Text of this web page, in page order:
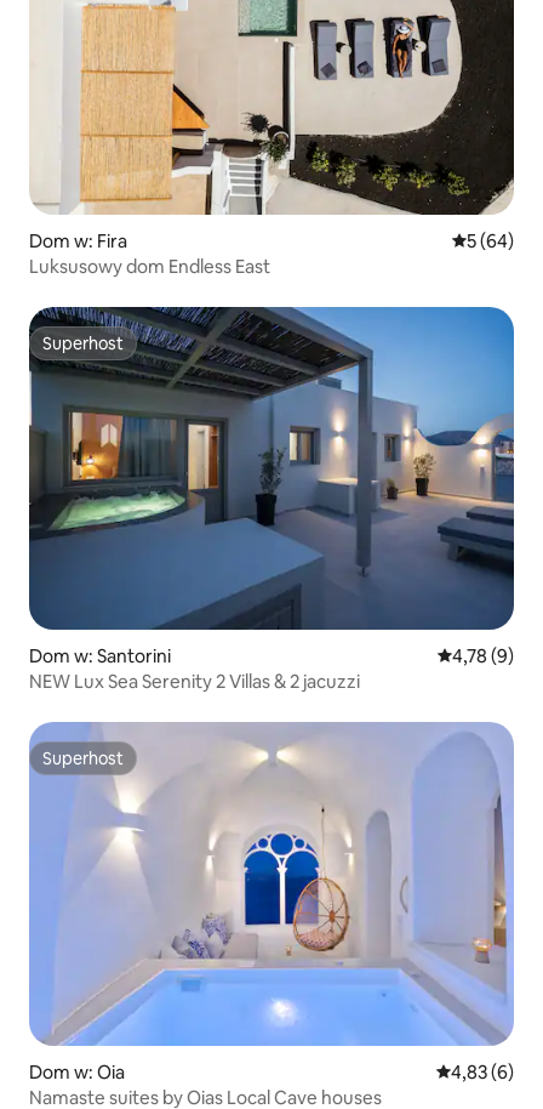
Dom w: Fira Średnia
5 (64)
Luksusowy dom Endless East
Superhost
Superhost
Dom w: Santorini Średnia
4,78 (9)
NEW Lux Sea Serenity 2 Villas & 2 jacuzzi
Superhost
Superhost
Dom w: Oia Średnia
4,83 (6)
Namaste suites by Oias Local Cave houses